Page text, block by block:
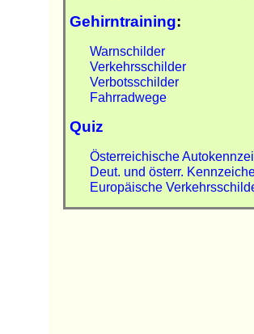
Gehirntraining:
Warnschilder
Verkehrsschilder
Verbotsschilder
Fahrradwege
Quiz
Österreichische
Deut. und österr.
Europäische